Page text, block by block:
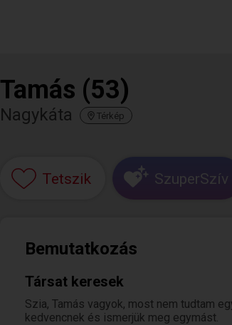
Tamás (53)
Nagykáta Térkép
Tetszik SzuperSzív
Bemutatkozás
Társat keresek
Szia, Tamás vagyok, most nem tudtam
kedvencnek és ismerjük meg egymást.